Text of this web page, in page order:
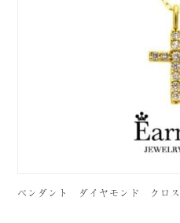
ペンダント ダイヤモンド クロ